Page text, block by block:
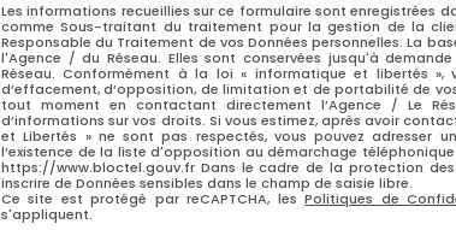
Les informations recueillies sur ce formulaire sont enregistrées
comme Sous-traitant du traitement pour la gestion de la
Responsable du Traitement de vos Données personnelles. La
l'Agence / du Réseau. Elles sont conservées jusqu'à
Réseau. Conformément à la loi « informatique et libertés »,
d’effacement, d’opposition, de limitation et de portabilité de
tout moment en contactant directement l’Agence / Le
d’informations sur vos droits. Si vous estimez, après avoir
et Libertés » ne sont pas respectés, vous pouvez adresser
l’existence de la liste d'opposition au démarchage
https://www.bloctel.gouv.fr Dans le cadre de la protection
inscrire de Données sensibles dans le champ de saisie libre.
Ce site est protégé par reCAPTCHA, lesPolitiques de
s'appliquent.